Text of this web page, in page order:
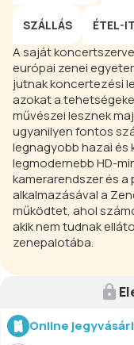
SZÁLLÁS ÉTEL-
A saját
európai zenei
jutnak koncertezési
azokat a
művészei lesznek
ugyanilyen fontos
legnagyobb hazai és
legmodernebb HD-
kamerarendszer és
alkalmazásával a
működtet, ahol
akik nem tudnak
zenepalotába.
Online